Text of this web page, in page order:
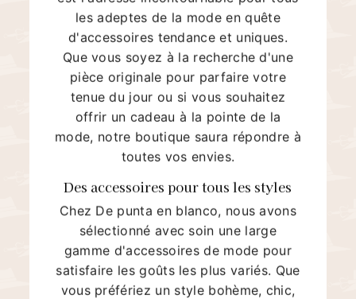
les adeptes de la mode en quête
d'accessoires tendance et uniques.
Que vous soyez à la recherche d'une
pièce originale pour parfaire votre
tenue du jour ou si vous souhaitez
offrir un cadeau à la pointe de la
mode, notre boutique saura répondre à
toutes vos envies.
Des accessoires pour tous les styles
Chez De punta en blanco, nous avons
sélectionné avec soin une large
gamme d'accessoires de mode pour
satisfaire les goûts les plus variés. Que
vous préfériez un style bohème, chic,